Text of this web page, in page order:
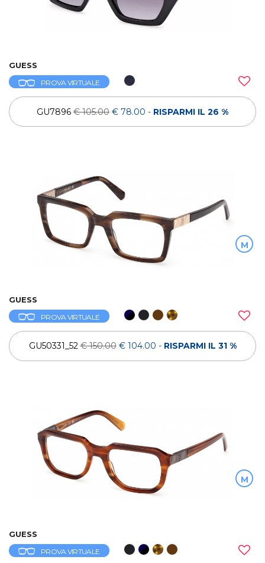
GUESS
PROVA VIRTUALE
GU7896 € 105.00 € 78.00 - RISPARMI IL 26 %
M
GUESS
PROVA VIRTUALE
GU50331_52€ 150.00 € 104.00 - RISPARMI IL 31 %
M
GUESS
PROVA VIRTUALE